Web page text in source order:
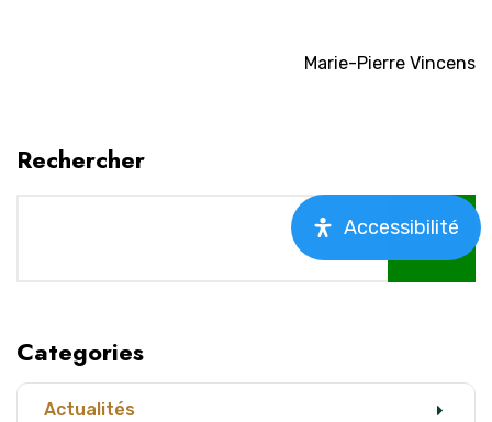
Marie-Pierre Vincens
Rechercher
Rechercher
Categories
Actualités
Accessibilité